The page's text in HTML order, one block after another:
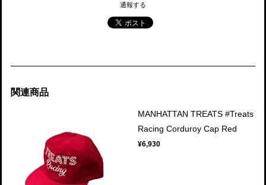
通報する
関連商品
MANHATTAN TREATS #Treats
Racing Corduroy Cap Red
¥6,930